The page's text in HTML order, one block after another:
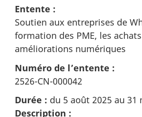
Entente :
Soutien aux entreprises de
formation des PME, les
améliorations numériques
Numéro de l’entente :
2526-CN-000042
Durée : du 5 août 2025 au 31
Description :